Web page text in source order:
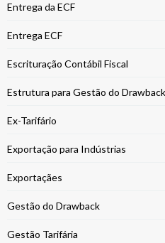
Entrega da ECF
Entrega ECF
Escrituração Contábil Fiscal
Estrutura para Gestão do Drawback
Ex-Tarifário
Exportação para Indústrias
Exportaçães
Gestão do Drawback
Gestão Tarifária